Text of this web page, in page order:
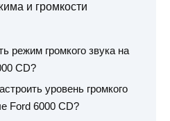
и громкости
режим громкого звука на
CD?
уровень громкого
Ford 6000 CD?